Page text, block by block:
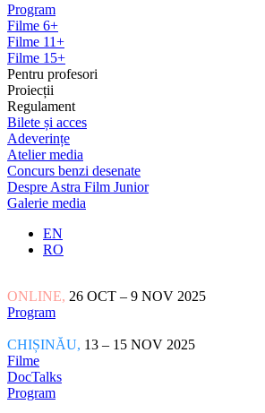
Program
Filme 6+
Filme 11+
Filme 15+
Pentru profesori
Proiecții
Regulament
Bilete și acces
Adeverințe
Atelier media
Concurs benzi desenate
Despre Astra Film Junior
Galerie media
EN
RO
ONLINE, 26 OCT – 9 NOV 2025
Program
CHIȘINĂU, 13 – 15 NOV 2025
Filme
DocTalks
Program